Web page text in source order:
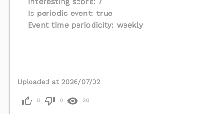
Is periodic event: true
Event time periodicity: weekly
Uploaded at 2026/07/02
0 0 26